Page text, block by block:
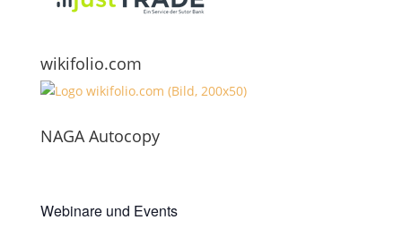
wikifolio.com
NAGA Autocopy
Webinare und Events